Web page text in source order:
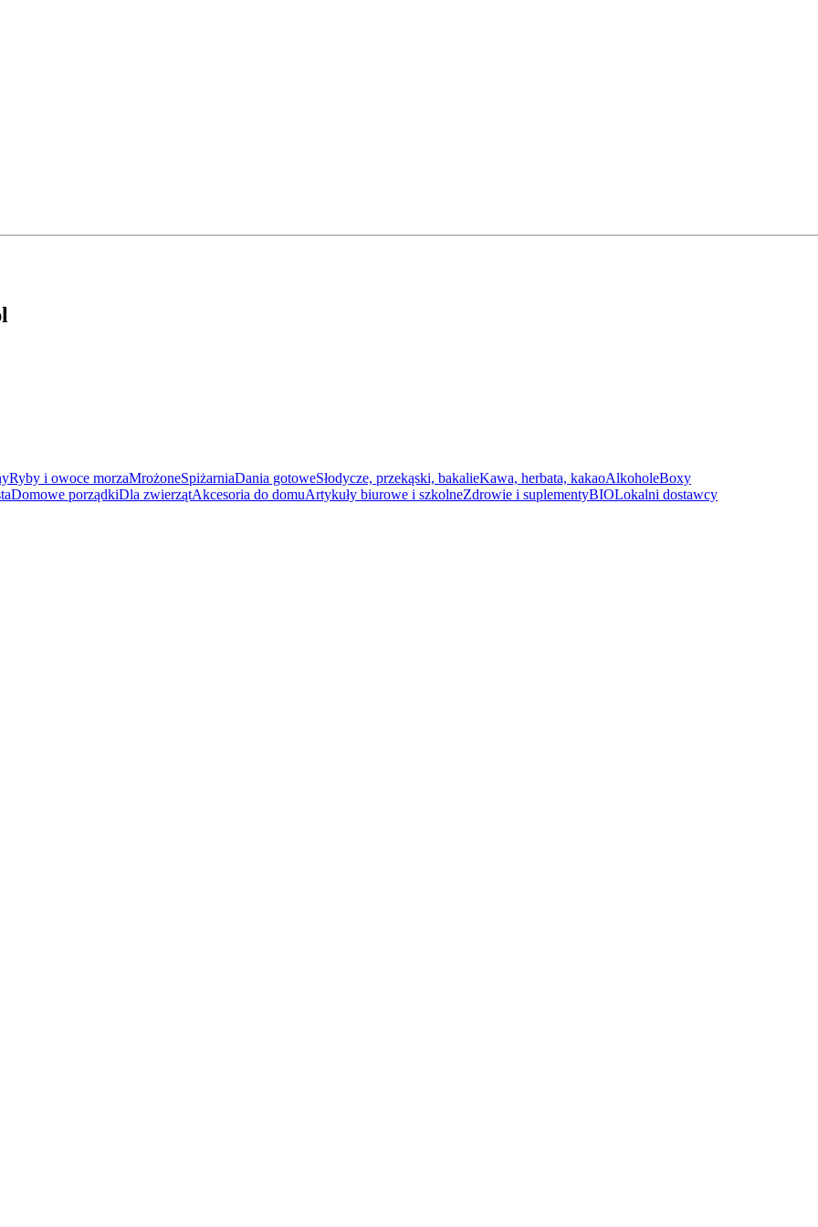
Ryby i owoce morzaMrożoneSpiżarniaDania gotoweSłodycze, przekąski, bakalieKawa, herbata, kakaoAlkoholeBoxy
Domowe porządkiDla zwierzątAkcesoria do domuArtykuły biurowe i szkolneZdrowie i suplementyBIOLokalni dostawcy